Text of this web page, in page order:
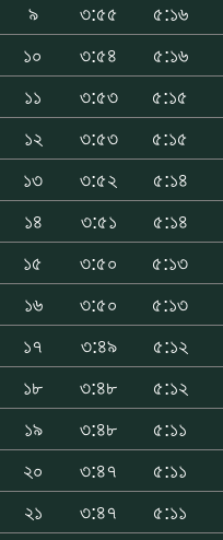
৯
৩:৫৫ ৫:১৬
১০
৩:৫৪ ৫:১৬
১১
৩:৫৩ ৫:১৫
১২
৩:৫৩ ৫:১৫
১৩
৩:৫২ ৫:১৪
১৪
৩:৫১ ৫:১৪
১৫
৩:৫০ ৫:১৩
১৬
৩:৫০ ৫:১৩
১৭
৩:৪৯ ৫:১২
১৮
৩:৪৮ ৫:১২
১৯
৩:৪৮ ৫:১১
২০
৩:৪৭ ৫:১১
২১
৩:৪৭ ৫:১১